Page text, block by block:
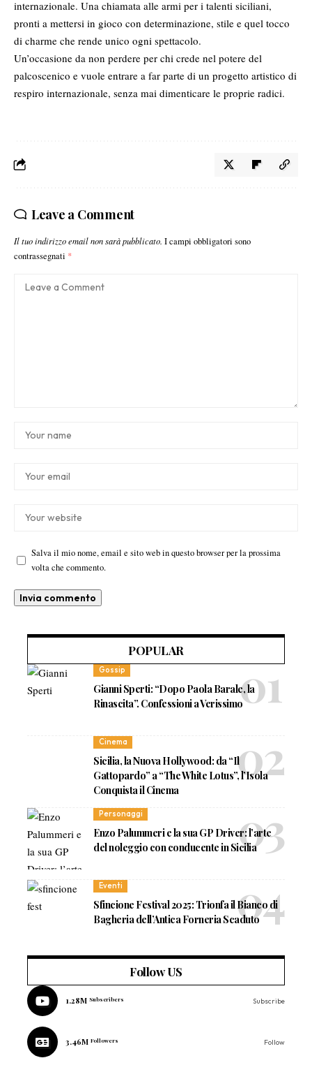
internazionale. Una chiamata alle armi per i talenti siciliani,
pronti a mettersi in gioco con determinazione, stile e quel tocco
di charme che rende unico ogni spettacolo.
Un’occasione da non perdere per chi crede nel potere del
palcoscenico e vuole entrare a far parte di un progetto artistico di
respiro internazionale, senza mai dimenticare le proprie radici.
Leave a Comment
Il tuo indirizzo email non sarà pubblicato. I campi obbligatori sono
contrassegnati *
Salva il mio nome, email e sito web in questo browser per la prossima
volta che commento.
POPULAR
Gossip
Gianni Sperti: “Dopo Paola Barale, la
Rinascita”. Confessioni a Verissimo
Cinema
Sicilia, la Nuova Hollywood: da “Il
Gattopardo” a “The White Lotus”, l’Isola
Conquista il Cinema
Personaggi
Enzo Palummeri e la sua GP Driver: l’arte
del noleggio con conducente in Sicilia
Eventi
Sfincione Festival 2025: Trionfa il Bianco di
Bagheria dell’Antica Forneria Scaduto
Follow US
1.28M Subscribers Subscribe
3.46M Followers Follow